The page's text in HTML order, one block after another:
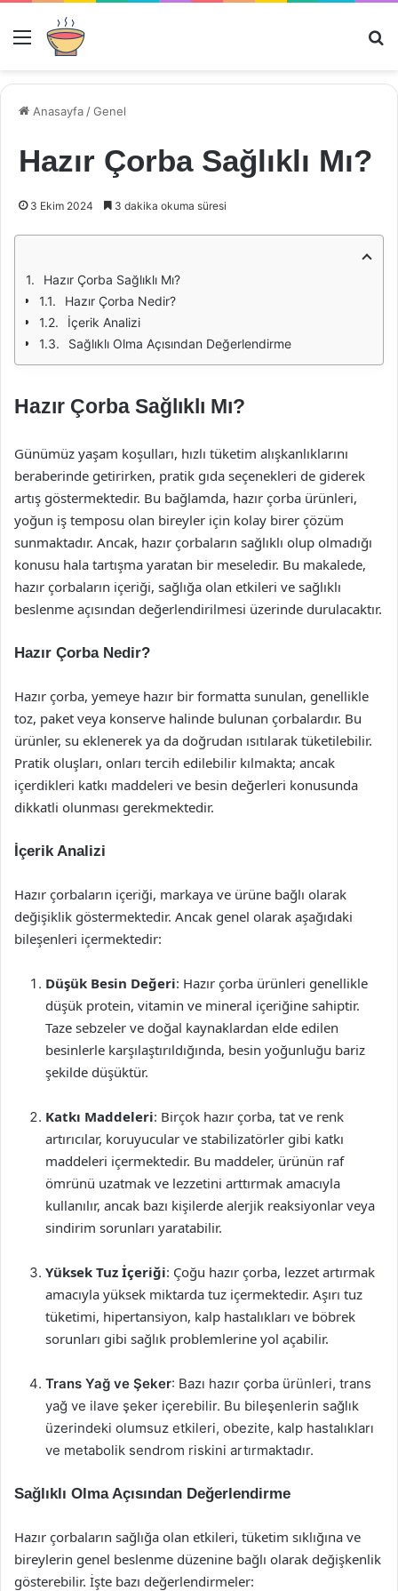
Menü
Anasayfa /Genel
Hazır Çorba Sağlıklı Mı?
3 Ekim 2024 3 dakika okuma süresi
Hazır Çorba Sağlıklı Mı?
Hazır Çorba Nedir?
İçerik Analizi
Sağlıklı Olma Açısından Değerlendirme
Hazır Çorba Sağlıklı Mı?
Günümüz yaşam koşulları, hızlı tüketim alışkanlıklarını
beraberinde getirirken, pratik gıda seçenekleri de giderek
artış göstermektedir. Bu bağlamda, hazır çorba ürünleri,
yoğun iş temposu olan bireyler için kolay birer çözüm
sunmaktadır. Ancak, hazır çorbaların sağlıklı olup olmadığı
konusu hala tartışma yaratan bir meseledir. Bu makalede,
hazır çorbaların içeriği, sağlığa olan etkileri ve sağlıklı
beslenme açısından değerlendirilmesi üzerinde durulacaktır.
Hazır Çorba Nedir?
Hazır çorba, yemeye hazır bir formatta sunulan, genellikle
toz, paket veya konserve halinde bulunan çorbalardır. Bu
ürünler, su eklenerek ya da doğrudan ısıtılarak tüketilebilir.
Pratik oluşları, onları tercih edilebilir kılmakta; ancak
içerdikleri katkı maddeleri ve besin değerleri konusunda
dikkatli olunması gerekmektedir.
İçerik Analizi
Hazır çorbaların içeriği, markaya ve ürüne bağlı olarak
değişiklik göstermektedir. Ancak genel olarak aşağıdaki
bileşenleri içermektedir:
Düşük Besin Değeri: Hazır çorba ürünleri genellikle
düşük protein, vitamin ve mineral içeriğine sahiptir.
Taze sebzeler ve doğal kaynaklardan elde edilen
besinlerle karşılaştırıldığında, besin yoğunluğu bariz
şekilde düşüktür.
Katkı Maddeleri: Birçok hazır çorba, tat ve renk
artırıcılar, koruyucular ve stabilizatörler gibi katkı
maddeleri içermektedir. Bu maddeler, ürünün raf
ömrünü uzatmak ve lezzetini arttırmak amacıyla
kullanılır, ancak bazı kişilerde alerjik reaksiyonlar veya
sindirim sorunları yaratabilir.
Yüksek Tuz İçeriği: Çoğu hazır çorba, lezzet artırmak
amacıyla yüksek miktarda tuz içermektedir. Aşırı tuz
tüketimi, hipertansiyon, kalp hastalıkları ve böbrek
sorunları gibi sağlık problemlerine yol açabilir.
Trans Yağ ve Şeker: Bazı hazır çorba ürünleri, trans
yağ ve ilave şeker içerebilir. Bu bileşenlerin sağlık
üzerindeki olumsuz etkileri, obezite, kalp hastalıkları
ve metabolik sendrom riskini artırmaktadır.
Sağlıklı Olma Açısından Değerlendirme
Hazır çorbaların sağlığa olan etkileri, tüketim sıklığına ve
bireylerin genel beslenme düzenine bağlı olarak değişkenlik
gösterebilir. İşte bazı değerlendirmeler: